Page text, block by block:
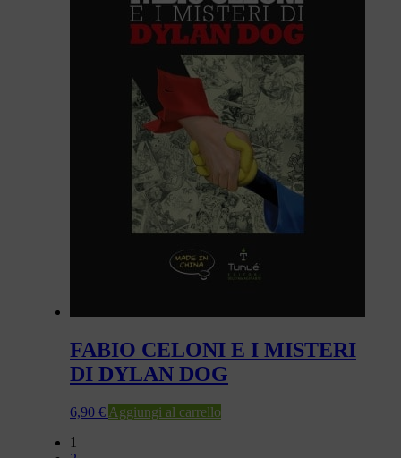
FABIO CELONI E I MISTERI
DI DYLAN DOG
6,90 € Aggiungi al carrello
1